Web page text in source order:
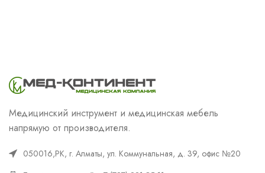
Медицинский инструмент и медицинская мебель
напрямую от производителя.
050016,РК, г. Алматы, ул. Коммунальная, д. 39, офис №20